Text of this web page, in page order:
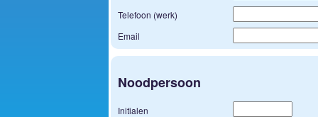
Telefoon (werk)
Email
Noodpersoon
Initialen